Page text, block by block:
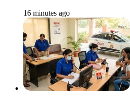
16 minutes ago